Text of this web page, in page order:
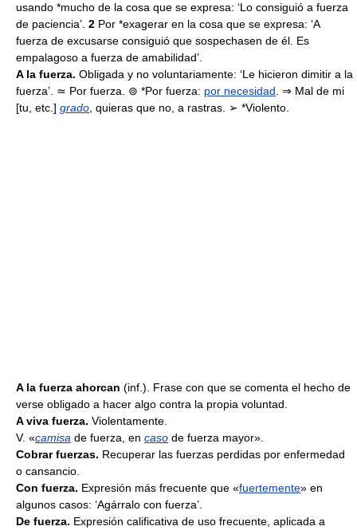
usando *mucho de la cosa que se expresa: ‘Lo consiguió a fuerza
de paciencia’. 2 Por *exagerar en la cosa que se expresa: ‘A
fuerza de excusarse consiguió que sospechasen de él. Es
empalagoso a fuerza de amabilidad’.
A la fuerza. Obligada y no voluntariamente: ‘Le hicieron dimitir a la
fuerza’. ≃ Por fuerza. ⊚ *Por fuerza: por necesidad . ⇒ Mal de mi
[tu, etc.] grado , quieras que no, a rastras. ➢ *Violento.
A la fuerza ahorcan (inf.). Frase con que se comenta el hecho de
verse obligado a hacer algo contra la propia voluntad.
A viva fuerza. Violentamente.
V. «camisa de fuerza, en caso de fuerza mayor».
Cobrar fuerzas. Recuperar las fuerzas perdidas por enfermedad
o cansancio.
Con fuerza. Expresión más frecuente que «fuertemente» en
algunos casos: ‘Agárralo con fuerza’.
De fuerza. Expresión calificativa de uso frecuente, aplicada a